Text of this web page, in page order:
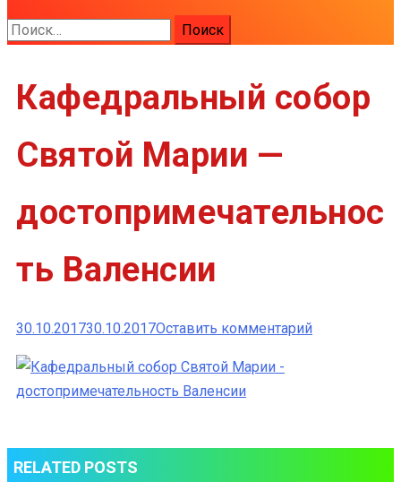
Найти:
Кафедральный собор
Святой Марии —
достопримечательнос
ть Валенсии
30.10.201730.10.2017Оставить комментарийк
—
RELATED POSTS